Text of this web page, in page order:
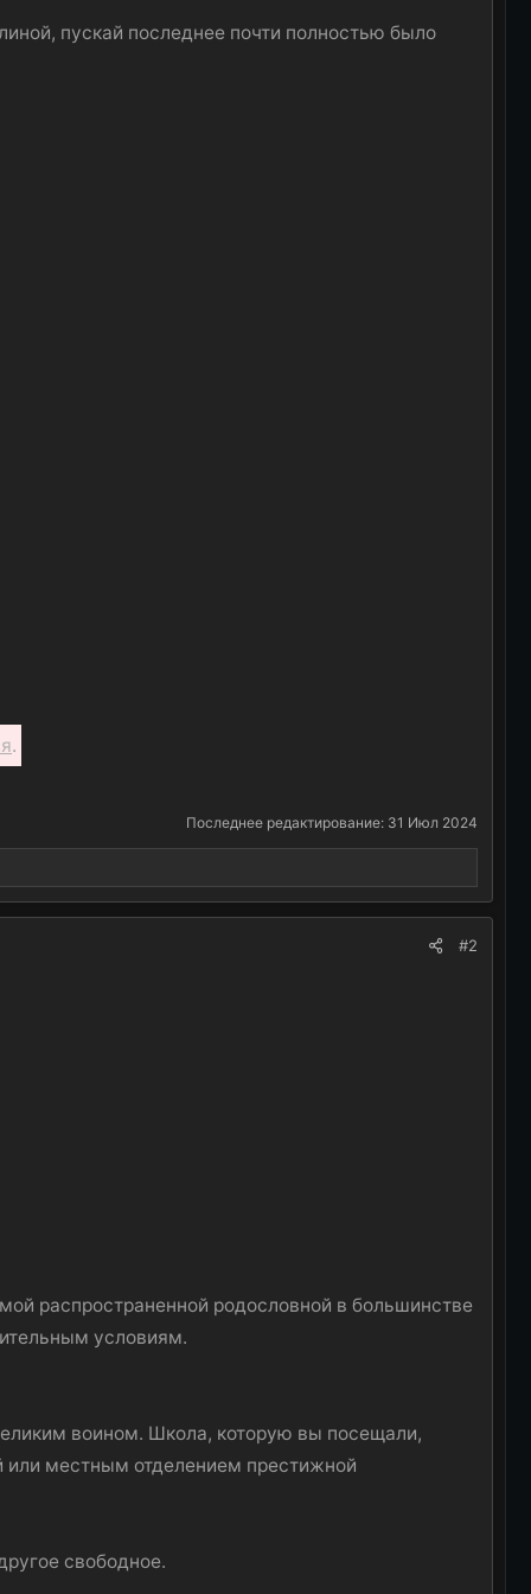
пускай последнее почти полностью было
.
Последнее редактирование: 31 Июл 2024
#2
распространенной родословной в большинстве
условиям.
воином. Школа, которую вы посещали,
местным отделением престижной
свободное.